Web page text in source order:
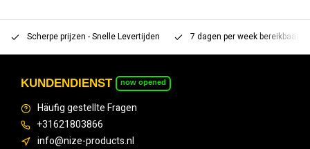
Scherpe prijzen - Snelle Levertijden 7 dagen per week bereikbaar
KUNDENDIENST now opened
Häufig gestellte Fragen
+31621803866
info@nize-products.nl